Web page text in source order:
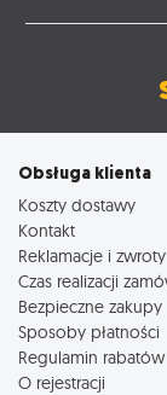
Obsługa klienta
Koszty dostawy
Kontakt
Reklamacje i zwroty
Czas realizacji
Bezpieczne zakupy
Sposoby płatności
Regulamin rabatów
O rejestracji